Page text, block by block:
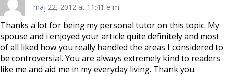
maj 22, 2012 at 11:41 e m
Thanks a lot for being my personal tutor on this topic. My
spouse and i enjoyed your article quite definitely and most
of all liked how you really handled the areas I considered to
be controversial. You are always extremely kind to readers
like me and aid me in my everyday living. Thank you.